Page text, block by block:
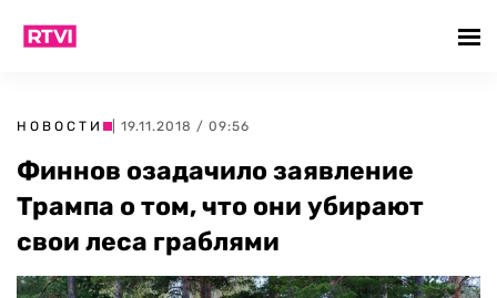
НОВОСТИ | 19.11.2018 / 09:56
Финнов озадачило заявление
Трампа о том, что они убирают
свои леса граблями